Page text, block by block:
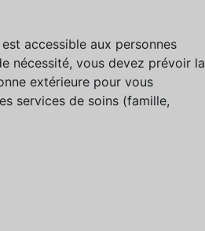
accessible aux personnes
nécessité, vous devez prévoir la
extérieure pour vous
services de soins (famille,